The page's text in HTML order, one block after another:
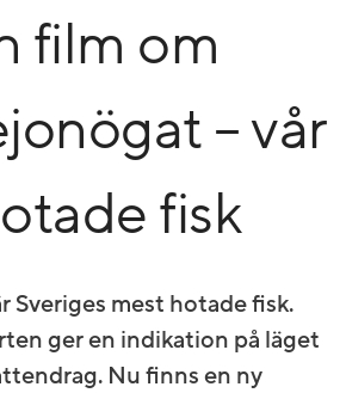
film om
– vår
fisk
Sveriges mest hotade fisk.
ger en indikation på läget
Nu finns en ny